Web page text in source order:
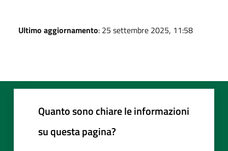
Ultimo aggiornamento: 25 settembre 2025, 11:58
Quanto sono chiare le informazioni
su questa pagina?